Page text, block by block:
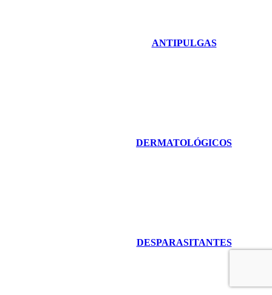
ANTIPULGAS
DERMATOLÓGICOS
DESPARASITANTES